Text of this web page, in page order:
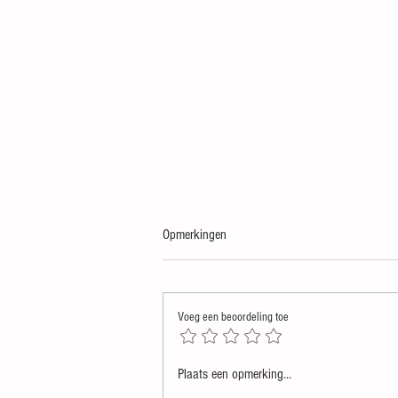
Dat een ongeluk (mogelijk) covid
Opmerkingen
Voeg een beoordeling toe
Plaats een opmerking...